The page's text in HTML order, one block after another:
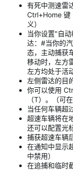
有死中测速雷
Ctrl+Home 键
义）
当你设置"自
达：#当你的
态，主动捕获
移动时，左方
左方均处于活
左侧雷达的目
你可以使用
（T）。（可
当任何车辆超
超速车辆将在
还可以配置光
捕获超速车辆
在通知中显示
中禁用）
在追捕和临时